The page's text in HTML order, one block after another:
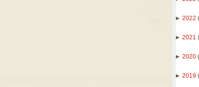
► 2022
► 2021
► 2020
► 2019